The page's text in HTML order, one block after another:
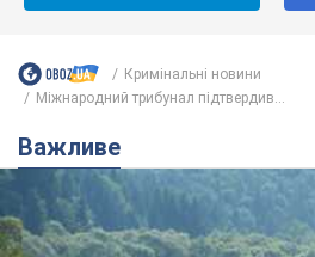
Кримінальні новини
Міжнародний трибунал підтвердив...
Важливе